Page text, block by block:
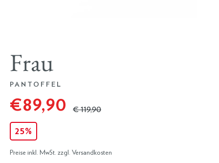
Frau
PANTOFFEL
€ 89,90 € 119,90
25%
Preise inkl. MwSt. zzgl. Versandkosten